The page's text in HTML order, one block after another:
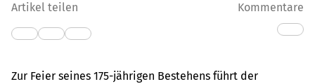
Artikel teilen Kommentare
Zur Feier seines 175-jährigen Bestehens führt der